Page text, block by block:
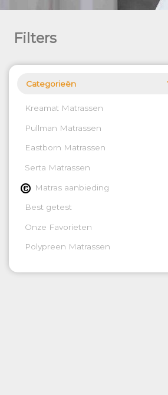
Filters
Categorieën
Kreamat Matrassen
Pullman Matrassen
Eastborn Matrassen
Serta Matrassen
Matras aanbieding
Best getest
Onze Favorieten
Polypreen Matrassen